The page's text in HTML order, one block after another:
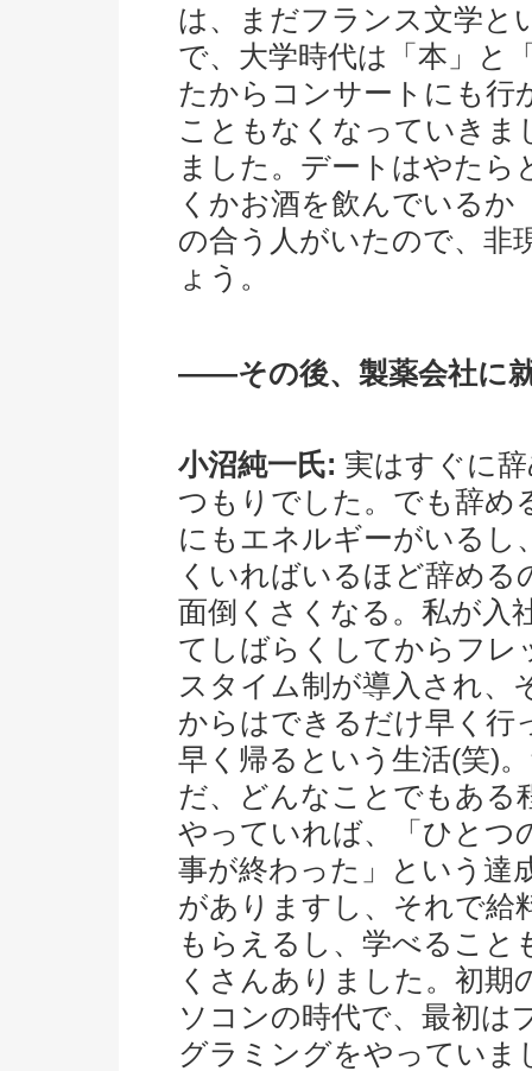
は、まだフランス文学と
で、大学時代は「本」と
たからコンサートにも行
こともなくなっていきま
ました。デートはやたら
くかお酒を飲んでいるか
の合う人がいたので、非
ょう。
――その後、製薬会社に
小沼純一氏: 実はすぐに
つもりでした。でも辞め
にもエネルギーがいるし
くいればいるほど辞める
面倒くさくなる。私が入
てしばらくしてからフレ
スタイム制が導入され、
からはできるだけ早く行
早く帰るという生活(笑)
だ、どんなことでもある
やっていれば、「ひとつ
事が終わった」という達
がありますし、それで給
もらえるし、学べること
くさんありました。初期
ソコンの時代で、最初は
グラミングをやっていま